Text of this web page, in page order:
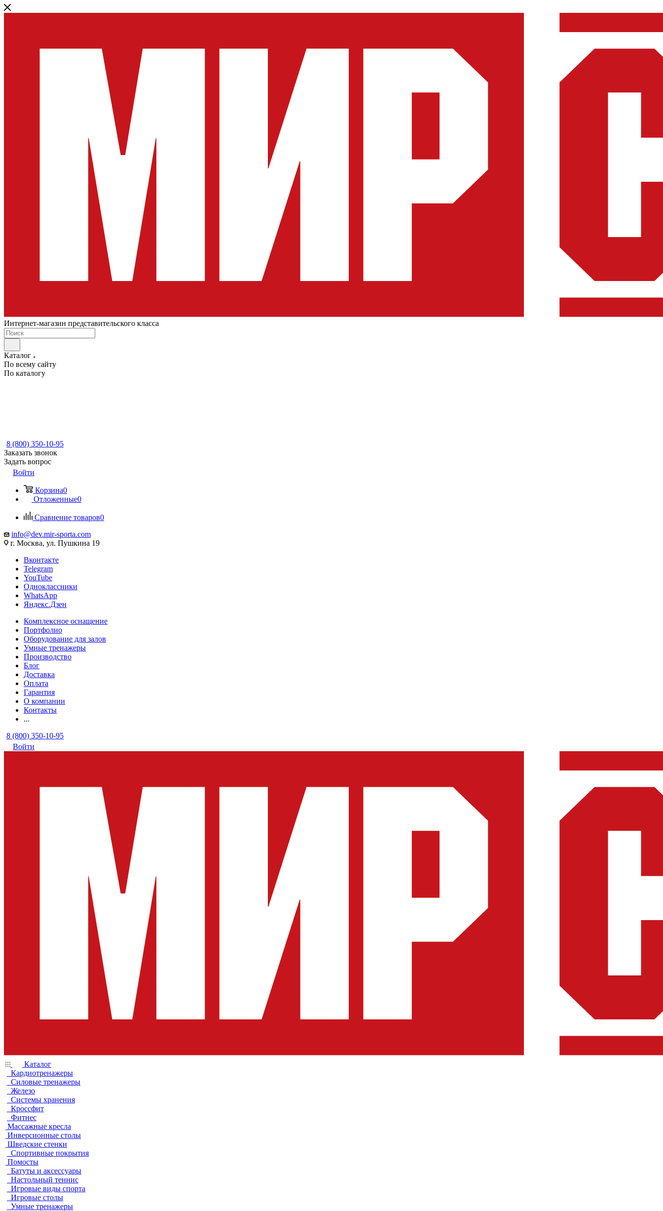
Интернет-магазин представительского класса
Каталог
По всему сайту
По каталогу
8 (800) 350-10-95
Заказать звонок
Задать вопрос
Войти
Корзина0
Отложенные0
Сравнение товаров0
info@dev.mir-sporta.com
г. Москва, ул. Пушкина 19
Вконтакте
Telegram
YouTube
Одноклассники
WhatsApp
Яндекс.Дзен
Комплексное оснащение
Портфолио
Оборудование для залов
Умные тренажеры
Производство
Блог
Доставка
Оплата
Гарантия
О компании
Контакты
...
8 (800) 350-10-95
Войти
Каталог
Кардиотренажеры
Силовые тренажеры
Железо
Системы хранения
Кроссфит
Фитнес
Массажные кресла
Инверсионные столы
Шведские стенки
Спортивные покрытия
Помосты
Батуты и аксессуары
Настольный теннис
Игровые виды спорта
Игровые столы
Умные тренажеры